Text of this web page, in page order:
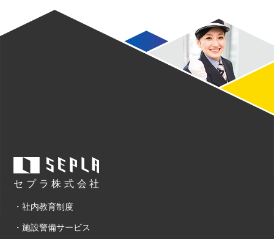
セプラ株式会社
・社内教育制度
・施設警備サービス